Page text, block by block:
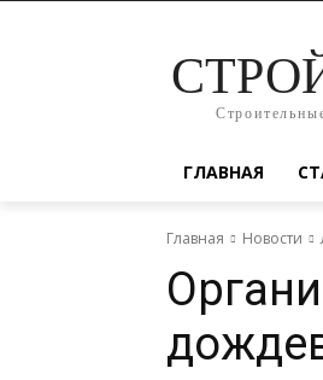
ГЛАВНАЯ
Главная Новости